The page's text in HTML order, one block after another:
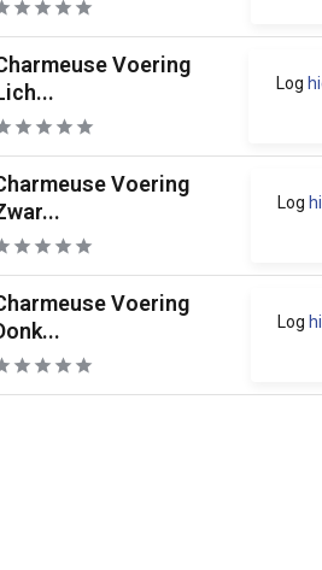
Voering
Log
Voering
Log
Voering
Log